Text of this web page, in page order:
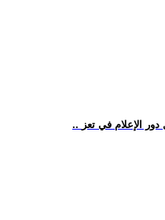
الإعلام في تعز